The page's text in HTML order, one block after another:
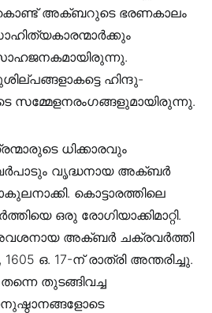
അക്ബറുടെ ഭരണകാലം
ഹിന്ദു-
സമ്മേളനരംഗങ്ങളുമായിരുന്നു.
ധിക്കാരവും
വൃദ്ധനായ അക്ബർ
കൊട്ടാരത്തിലെ
ഒരു രോഗിയാക്കിമാറ്റി.
അക്ബർ ചക്രവർത്തി
ഒ. 17-ന് രാത്രി അന്തരിച്ചു.
തുടങ്ങിവച്ച